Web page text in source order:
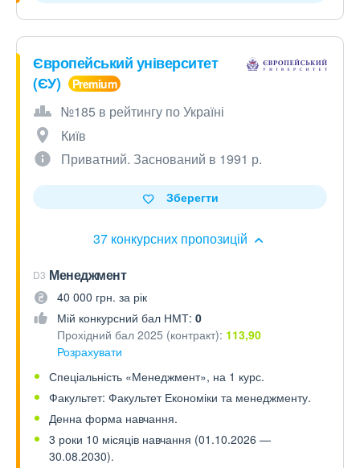
Європейський університет
(ЄУ)
№185 в рейтингу по Україні
Київ
Приватний. Заснований в 1991 р.
37 конкурсних пропозицій
Зберегти
D3 Менеджмент
40 000 грн. за рік
Мій конкурсний бал НМТ: 0
Прохідний бал 2025 (контракт): 113,90
Розрахувати
Спеціальність «Менеджмент», на 1 курс.
Факультет: Факультет Економіки та менеджменту.
Денна форма навчання.
3 роки 10 місяців навчання (01.10.2026 —
30.08.2030).